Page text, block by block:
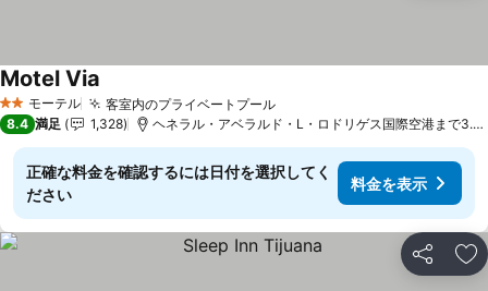
2 ホテルのランク
モーテル 客室内のプライベートプール料金を表示
Motel Via
8.4 満足 1,328 ヘネラル・アベラルド・L・ロドリゲス国際空港まで3.0
正確な料金を確認するには日付を選択してく
ださい
料金を表示
シェア お